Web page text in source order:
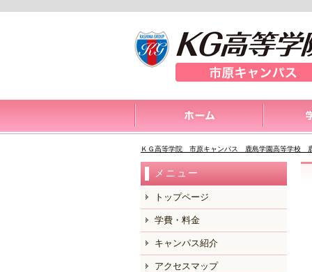
ＫＧ高等学院 市原キャンパス 鹿島学園高等学校
メニュー
トップページ
学費・料金
キャンパス紹介
アクセスマップ